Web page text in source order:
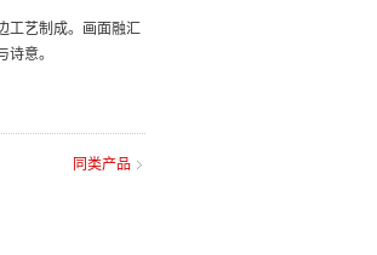
工艺制成。画面融汇
意。
同类产品